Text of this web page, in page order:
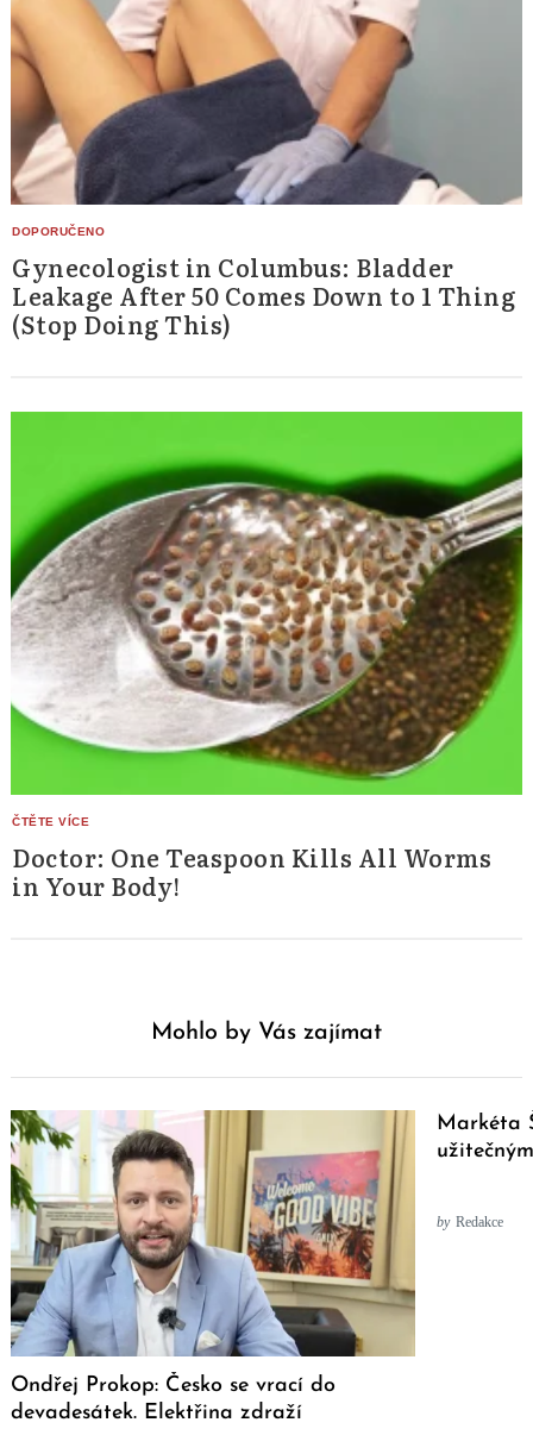
Gynecologist in Columbus: Bladder
Leakage After 50 Comes Down to 1 Thing
(Stop Doing This)
Doctor: One Teaspoon Kills All Worms
in Your Body!
Mohlo by Vás zajímat
Ondřej Prokop: Česko se vrací do
devadesátek. Elektřina zdraží
Markéta
by Redakce